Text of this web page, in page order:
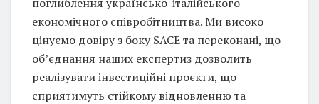
економічного співробітництва. Ми високо
цінуємо довіру з боку SACE та переконані, що
об’єднання наших експертиз дозволить
реалізувати інвестиційні проєкти, що
сприятимуть стійкому відновленню та